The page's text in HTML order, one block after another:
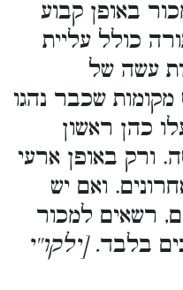
באופן קבוע
כולל עליית
עשה של
מקומות שכבר נהגו
כהן ראשון
ורק באופן ארעי
ואם יש
רשאים למכור
בלבד. [ילקו''י